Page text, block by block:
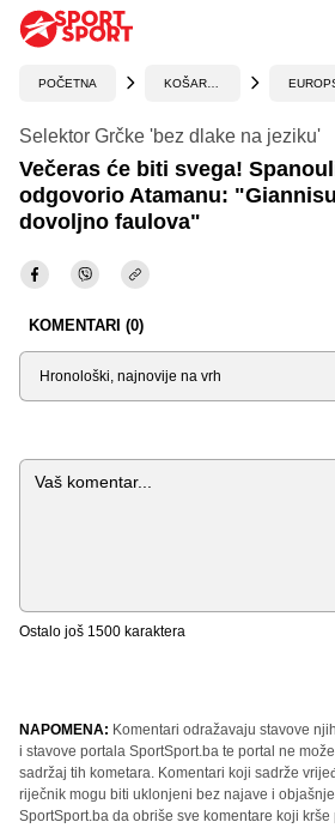
POČETNA
Selektor Grčke 'bez dlake na jeziku'
Večeras će biti svega!
odgovorio Atamanu:
dovoljno faulova"
KOMENTARI (0)
Sortiraj
Komentar
Ostalo još 1500 karaktera
NAPOMENA: Komentari odražavaju stavove
i stavove portala SportSport.ba te portal ne
sadržaj tih kometara. Komentari koji sadrže
riječnik mogu biti uklonjeni bez najave i
SportSport.ba da obriše sve komentare koji